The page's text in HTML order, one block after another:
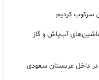
سرکوب کردیم
ماشین‌های آب‌پاش و گاز
داخل عربستان سعودی